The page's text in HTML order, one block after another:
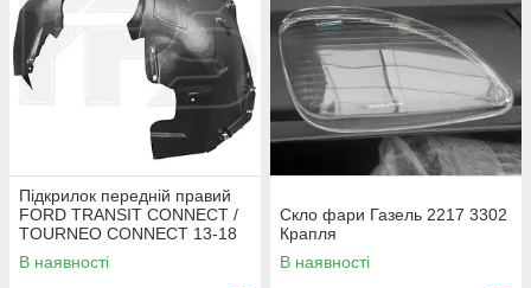
Підкрилок передній правий
FORD TRANSIT CONNECT /
TOURNEO CONNECT 13-18
В наявності
Скло фари Газель 2217 3302
Крапля
В наявності